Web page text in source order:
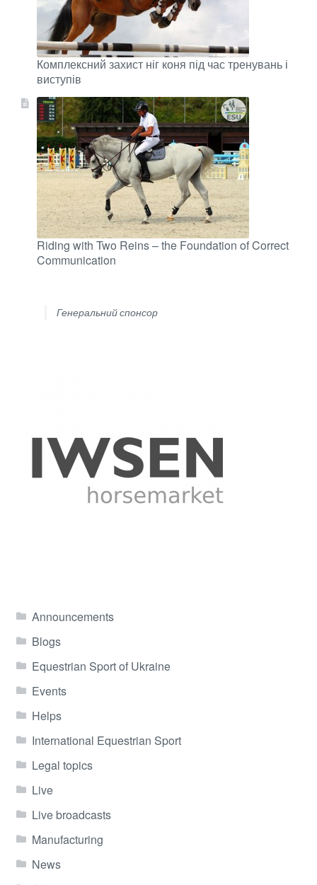
Комплексний захист ніг коня під час тренувань і
виступів
Riding with Two Reins – the Foundation of Correct
Communication
Генеральний спонсор
Announcements
Blogs
Equestrian Sport of Ukraine
Events
Helps
International Equestrian Sport
Legal topics
Live
Live broadcasts
Manufacturing
News